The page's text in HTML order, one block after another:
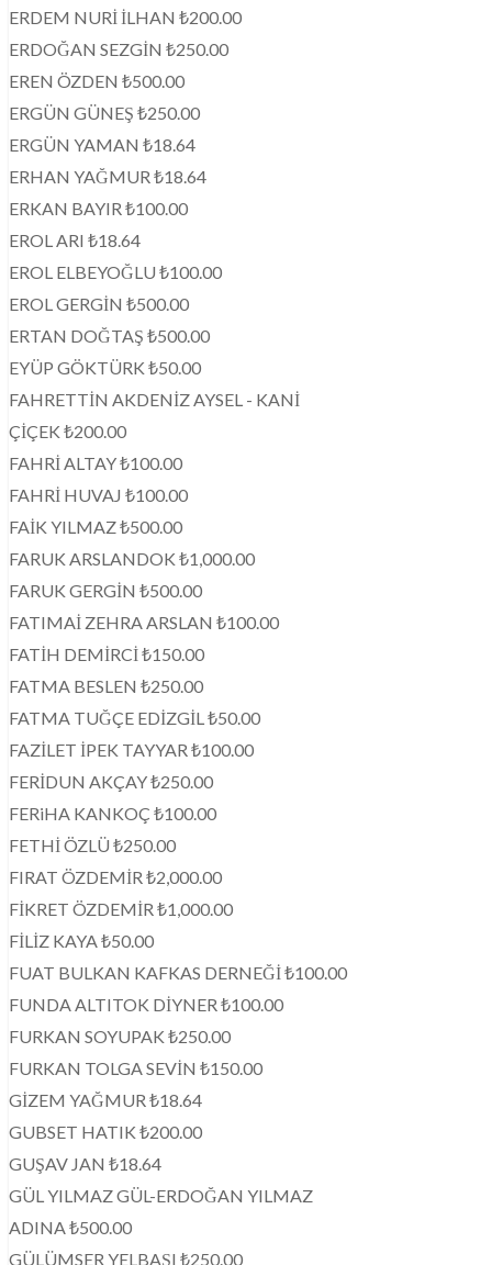
ERDEM NURİ İLHAN ₺200.00
ERDOĞAN SEZGİN ₺250.00
EREN ÖZDEN ₺500.00
ERGÜN GÜNEŞ ₺250.00
ERGÜN YAMAN ₺18.64
ERHAN YAĞMUR ₺18.64
ERKAN BAYIR ₺100.00
EROL ARI ₺18.64
EROL ELBEYOĞLU ₺100.00
EROL GERGİN ₺500.00
ERTAN DOĞTAŞ ₺500.00
EYÜP GÖKTÜRK ₺50.00
FAHRETTİN AKDENİZ AYSEL - KANİ
ÇİÇEK ₺200.00
FAHRİ ALTAY ₺100.00
FAHRİ HUVAJ ₺100.00
FAİK YILMAZ ₺500.00
FARUK ARSLANDOK ₺1,000.00
FARUK GERGİN ₺500.00
FATIMAİ ZEHRA ARSLAN ₺100.00
FATİH DEMİRCİ ₺150.00
FATMA BESLEN ₺250.00
FATMA TUĞÇE EDİZGİL ₺50.00
FAZİLET İPEK TAYYAR ₺100.00
FERİDUN AKÇAY ₺250.00
FERiHA KANKOÇ ₺100.00
FETHİ ÖZLÜ ₺250.00
FIRAT ÖZDEMİR ₺2,000.00
FİKRET ÖZDEMİR ₺1,000.00
FİLİZ KAYA ₺50.00
FUAT BULKAN KAFKAS DERNEĞİ ₺100.00
FUNDA ALTITOK DİYNER ₺100.00
FURKAN SOYUPAK ₺250.00
FURKAN TOLGA SEVİN ₺150.00
GİZEM YAĞMUR ₺18.64
GUBSET HATIK ₺200.00
GUŞAV JAN ₺18.64
GÜL YILMAZ GÜL-ERDOĞAN YILMAZ
ADINA ₺500.00
GÜLÜMSER YELBAŞI ₺250.00